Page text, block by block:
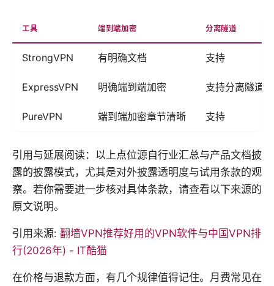
工具 端到端加密 分离隧道
StrongVPN 有明确文档 支持
ExpressVPN 明确端到端加密 支持分离隧道
PureVPN 端到端加密章节清晰 支持
引用与延展阅读：以上点位源自行业汇总与产品文档披
露的披露模式，尤其是对外披露透明度与试用条款的观
察。若你需要进一步核对具体条款，请查看以下来源的
原文说明。
引用来源: 翻墙VPN推荐好用的VPN软件与中国VPN排
行(2026年) - IT酷猫
在价格与退款方面，有几个规律值得记住。月费常见在